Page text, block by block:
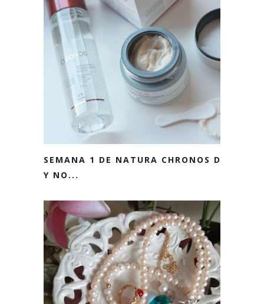
SEMANA 1 DE NATURA CHRONOS DÍA
Y NO...